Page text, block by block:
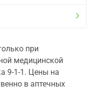
при
медицинской
9-1-1. Цены на
в аптечных